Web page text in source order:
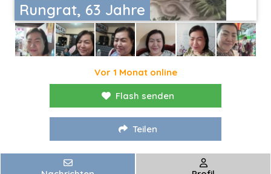
Rungrat, 63 Jahre
Vor 1 Monat online
Flash senden
Teilen